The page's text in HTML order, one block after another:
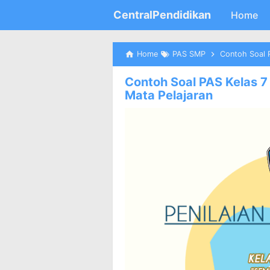
CentralPendidikan Home
Home PAS SMP Contoh Soal
Contoh Soal PAS Kelas
Mata Pelajaran